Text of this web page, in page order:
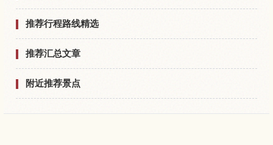
推荐行程路线精选
推荐汇总文章
附近推荐景点